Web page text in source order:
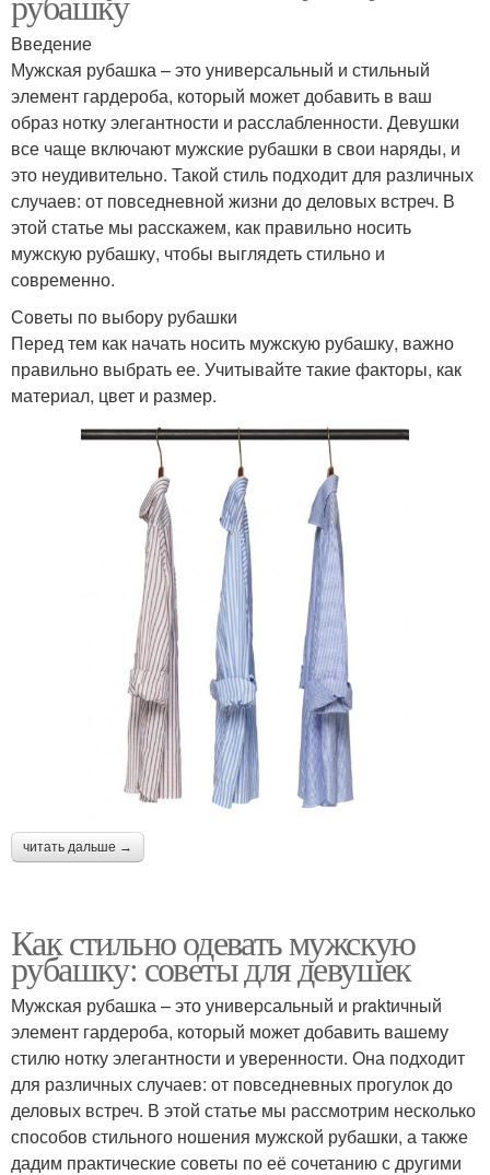
Введение
Мужская рубашка – это универсальный и стильный
элемент гардероба, который может добавить в ваш
образ нотку элегантности и расслабленности. Девушки
все чаще включают мужские рубашки в свои наряды, и
это неудивительно. Такой стиль подходит для различных
случаев: от повседневной жизни до деловых встреч. В
этой статье мы расскажем, как правильно носить
мужскую рубашку, чтобы выглядеть стильно и
современно.
Советы по выбору рубашки
Перед тем как начать носить мужскую рубашку, важно
правильно выбрать ее. Учитывайте такие факторы, как
материал, цвет и размер.
читать дальше →
Как стильно одевать мужскую
рубашку: советы для девушек
Мужская рубашка – это универсальный и praktичный
элемент гардероба, который может добавить вашему
стилю нотку элегантности и уверенности. Она подходит
для различных случаев: от повседневных прогулок до
деловых встреч. В этой статье мы рассмотрим несколько
способов стильного ношения мужской рубашки, а также
дадим практические советы по её сочетанию с другими